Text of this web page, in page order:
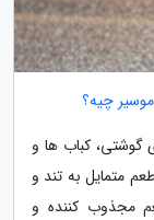
گوشتی، کباب ها و
متمایل به تند و
مجذوب کننده و